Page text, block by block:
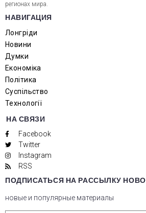
регионах мира.
НАВИГАЦИЯ
Лонгріди
Новини
Думки
Економіка
Політика
Суспільство
Технології
НА СВЯЗИ
Facebook
Twitter
Instagram
RSS
ПОДПИСАТЬСЯ НА РАССЫЛКУ
новые и популярные материалы